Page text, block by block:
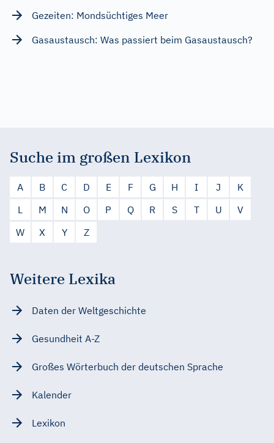
Gezeiten: Mondsüchtiges Meer
Gasaustausch: Was passiert beim Gasaustausch?
Suche im großen Lexikon
A B C D E F G H I J
K
L
M N O P Q R S T U
V
W
X Y Z
Weitere Lexika
Daten der Weltgeschichte
Gesundheit A-Z
Großes Wörterbuch der deutschen Sprache
Kalender
Lexikon